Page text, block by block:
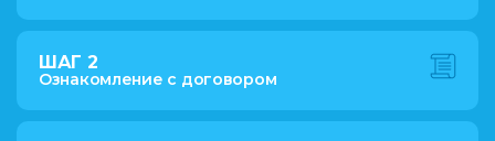
ШАГ 2
Ознакомление с договором